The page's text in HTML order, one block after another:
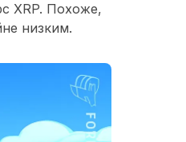
XRP. Похоже,
низким.